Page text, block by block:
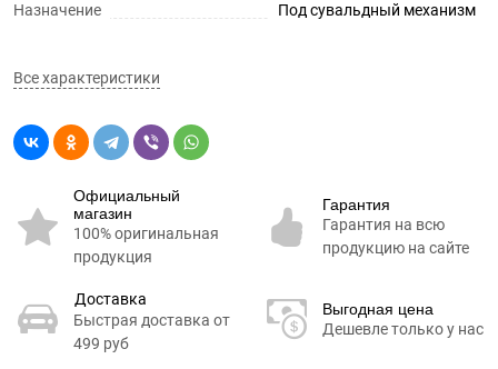
Назначение
Под сувальдный механизм
Все характеристики
Официальный
магазин
100% оригинальная
продукция
Гарантия
Гарантия на всю
продукцию на сайте
Доставка
Быстрая доставка от
499 руб
Выгодная цена
Дешевле только у нас